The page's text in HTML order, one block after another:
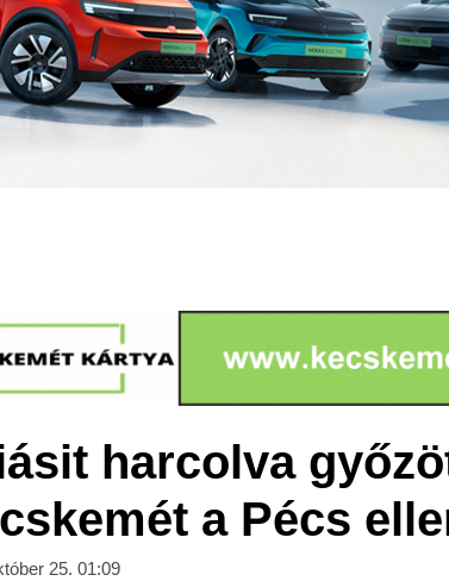
harcolva
a Pécs
25. 01:09